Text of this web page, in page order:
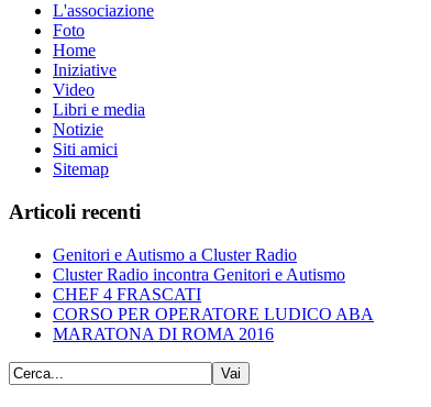
L'associazione
Foto
Home
Iniziative
Video
Libri e media
Notizie
Siti amici
Sitemap
Articoli recenti
Genitori e Autismo a Cluster Radio
Cluster Radio incontra Genitori e Autismo
CHEF 4 FRASCATI
CORSO PER OPERATORE LUDICO ABA
MARATONA DI ROMA 2016